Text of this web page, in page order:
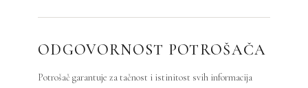
ODGOVORNOST POTROŠAČA
Potrošač garantuje za tačnost i istinitost svih informacija